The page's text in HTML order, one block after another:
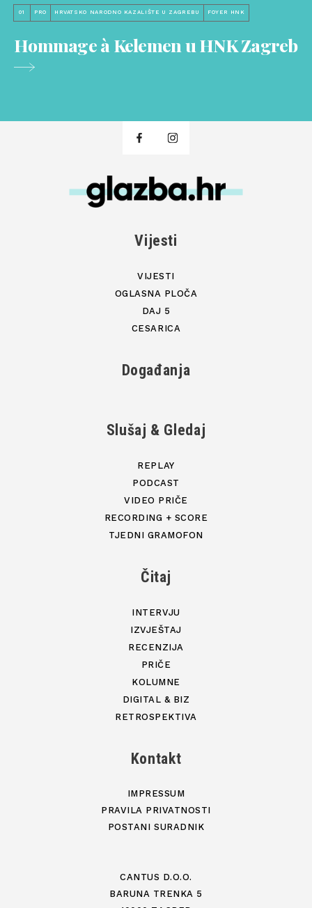
01 PRO HRVATSKO NARODNO KAZALIŠTE U ZAGREBU FOYER HNK
Hommage à Kelemen u HNK Zagreb
Vijesti
VIJESTI
OGLASNA PLOČA
DAJ 5
CESARICA
Događanja
Slušaj & Gledaj
REPLAY
PODCAST
VIDEO PRIČE
RECORDING + SCORE
TJEDNI GRAMOFON
Čitaj
INTERVJU
IZVJEŠTAJ
RECENZIJA
PRIČE
KOLUMNE
DIGITAL & BIZ
RETROSPEKTIVA
Kontakt
IMPRESSUM
PRAVILA PRIVATNOSTI
POSTANI SURADNIK
CANTUS D.O.O.
BARUNA TRENKA 5